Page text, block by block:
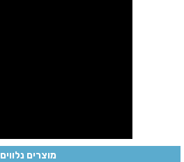
מוצרים נלווים